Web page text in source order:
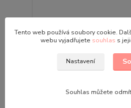
Tento web používá soubory cookie.
webu vyjadřujete souhlas s
Nastavení
Souhlas můžete